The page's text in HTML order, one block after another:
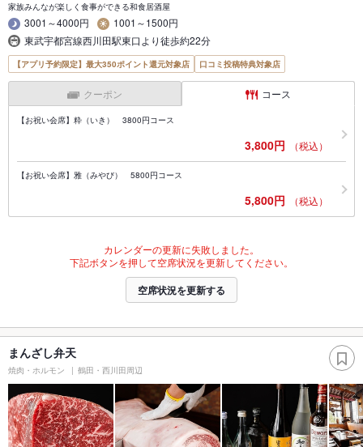
家族みんなが楽しく食事ができる和食居酒屋
3001～4000円
1001～1500円
東武宇都宮線西川田駅東口より徒歩約22分
【アプリ予約限定】最大350ポイント還元対象店 口コミ投稿特典対象店
クーポン コース
【お祝い会席】粋（いき） 3800円コース
3,800円 （税込）
【お祝い会席】雅（みやび） 5800円コース
5,800円 （税込）
カレンダーの更新に失敗しました。
下記ボタンを押して空席状況を更新してください。
空席状況を更新する
まんざし弁天
焼肉・ホルモン 鶴田・西川田周辺